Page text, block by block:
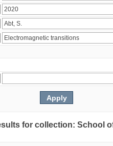
for collection: School